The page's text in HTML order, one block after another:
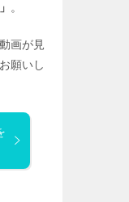
。
画が見
願いし